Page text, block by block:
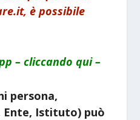
è possibile
– cliccando qui –
persona,
Ente, Istituto) può